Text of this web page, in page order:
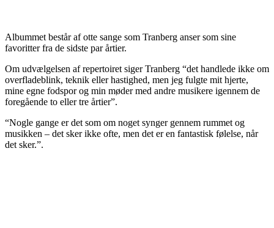
Albummet består af otte sange som Tranberg anser som sine
favoritter fra de sidste par årtier.
Om udvælgelsen af repertoiret siger Tranberg “det handlede ikke om
overfladeblink, teknik eller hastighed, men jeg fulgte mit hjerte,
mine egne fodspor og min møder med andre musikere igennem de
foregående to eller tre årtier”.
“Nogle gange er det som om noget synger gennem rummet og
musikken – det sker ikke ofte, men det er en fantastisk følelse, når
det sker.”.